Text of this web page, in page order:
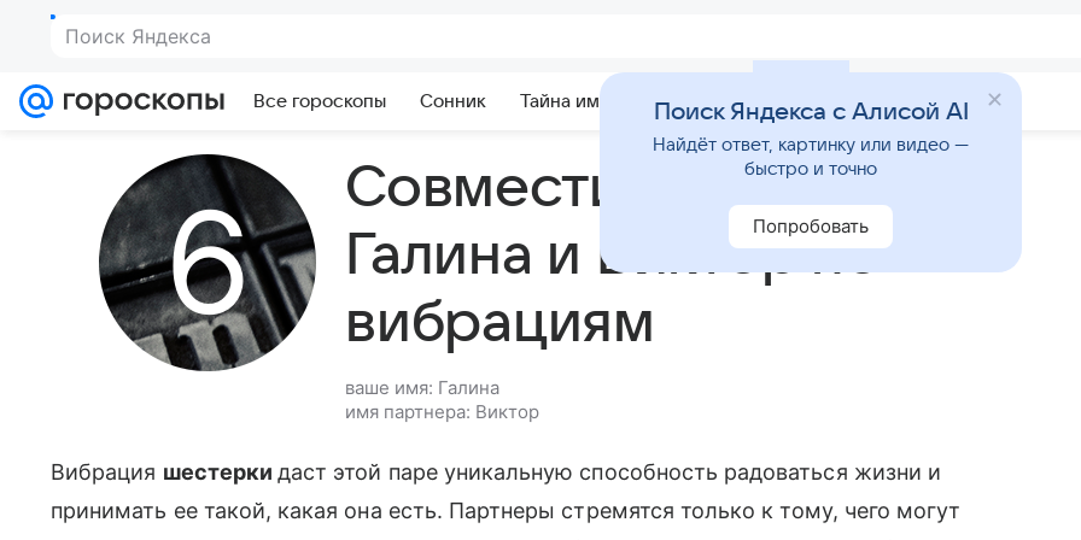
Поиск Яндекса
Все гороскопы Сонник Тайна имени Гадания Приметы
Совместимость имен
Галина и Виктор по
вибрациям
ваше имя: Галина
имя партнера: Виктор
Вибрация шестерки даст этой паре уникальную способность радоваться жизни и
принимать ее такой, какая она есть. Партнеры стремятся только к тому, чего могут
Поиск Яндекса с Алисой AI
Найдёт ответ, картинку или видео —
быстро и точно
Попробовать